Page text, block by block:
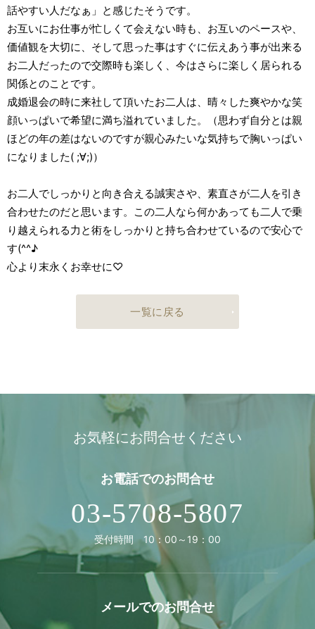
話やすい人だなぁ」と感じたそうです。
お互いにお仕事が忙しくて会えない時も、お互いのペースや、
価値観を大切に、そして思った事はすぐに伝えあう事が出来る
お二人だったので交際時も楽しく、今はさらに楽しく居られる
関係とのことです。
成婚退会の時に来社して頂いたお二人は、晴々した爽やかな笑
顔いっぱいで希望に満ち溢れていました。（思わず自分とは親
ほどの年の差はないのですが親心みたいな気持ちで胸いっぱい
になりました( ;∀;)）
お二人でしっかりと向き合える誠実さや、素直さが二人を引き
合わせたのだと思います。この二人なら何かあっても二人で乗
り越えられる力と術をしっかりと持ち合わせているので安心で
す(^^♪
心より末永くお幸せに♡
一覧に戻る
お気軽にお問合せください
お電話でのお問合せ
03-5708-5807
受付時間 10：00～19：00
メールでのお問合せ